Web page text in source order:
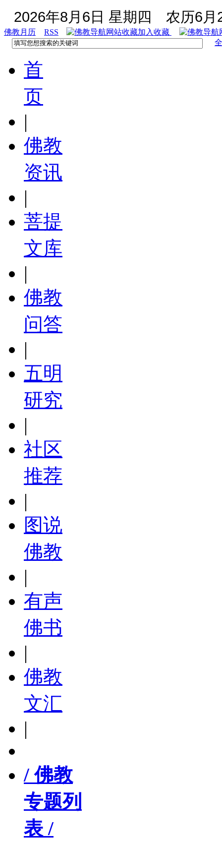
2026年8月6日 星期四 农历6月
佛教月历 RSS
加入收藏
首
页
|
佛教
资讯
|
菩提
文库
|
佛教
问答
|
五明
研究
|
社区
推荐
|
图说
佛教
|
有声
佛书
|
佛教
文汇
|
/ 佛教
专题列
表 /